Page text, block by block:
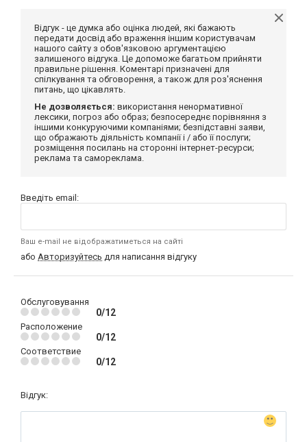
Відгук - це думка або оцінка людей, які бажають
передати досвід або враження іншим користувачам
нашого сайту з обов'язковою аргументацією
залишеного відгука. Це допоможе багатьом прийняти
правильне рішення. Коментарі призначені для
спілкування та обговорення, а також для роз'яснення
питань, що цікавлять.
Не дозволяється: використання ненормативної
лексики, погроз або образ; безпосереднє порівняння з
іншими конкуруючими компаніями; безпідставні заяви,
що ображають діяльність компанії і / або її послуги;
розміщення посилань на сторонні інтернет-ресурси;
реклама та самореклама.
Введіть email:
Ваш e-mail не відображатиметься на сайті
або Авторизуйтесь для написання відгуку
Обслуговування
0/12
Расположение
0/12
Соответствие
0/12
Відгук: